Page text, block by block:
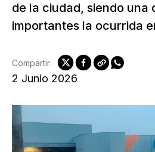
de la ciudad, siendo una
importantes la ocurrida
2 Junio 2026
Compartir: